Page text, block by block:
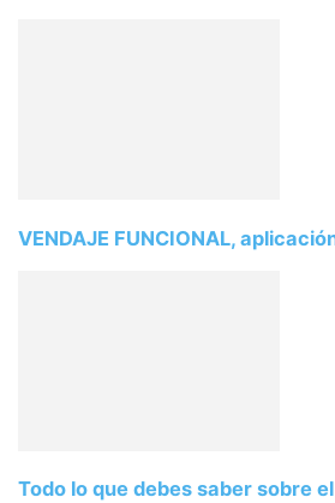
VENDAJE FUNCIONAL,
Todo lo que debes saber sobre